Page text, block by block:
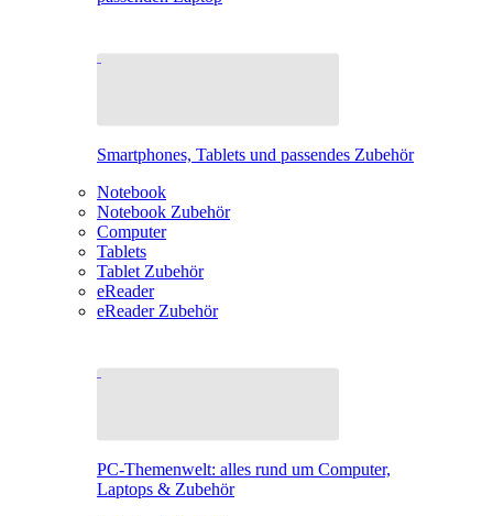
Smartphones, Tablets und passendes Zubehör
Notebook
Notebook Zubehör
Computer
Tablets
Tablet Zubehör
eReader
eReader Zubehör
PC-Themenwelt: alles rund um Computer,
Laptops & Zubehör